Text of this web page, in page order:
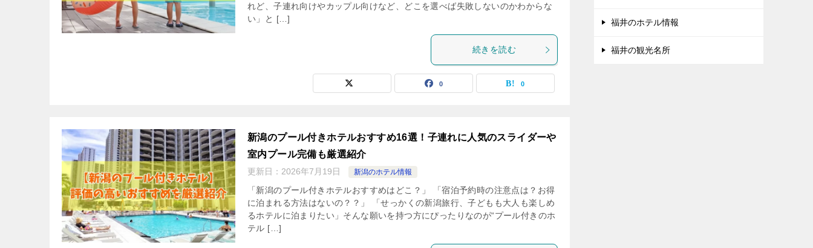
れど、子連れ向けやカップル向けなど、どこを選べば失敗しないのかわからな
い」と […]
続きを読む
0 0
新潟のプール付きホテルおすすめ16選！子連れに人気のスライダーや
室内プール完備も厳選紹介
更新日： 2026年7月19日 新潟のホテル情報
「新潟のプール付きホテルおすすめはどこ？」 「宿泊予約時の注意点は？お得
に泊まれる方法はないの？？」 「せっかくの新潟旅行、子どもも大人も楽しめ
るホテルに泊まりたい」そんな願いを持つ方にぴったりなのが“プール付きのホ
テル […]
福井のホテル情報
福井の観光名所